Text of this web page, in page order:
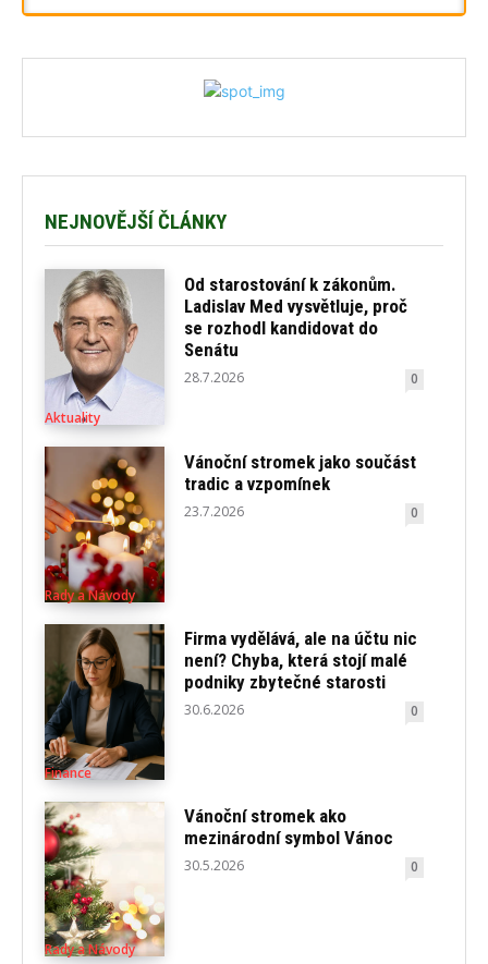
NEJNOVĚJŠÍ ČLÁNKY
Aktuality
Od starostování k zákonům.
Ladislav Med vysvětluje, proč
se rozhodl kandidovat do
Senátu
28.7.2026 0
Rady a Návody
Vánoční stromek jako součást
tradic a vzpomínek
23.7.2026 0
Finance
Firma vydělává, ale na účtu nic
není? Chyba, která stojí malé
podniky zbytečné starosti
30.6.2026 0
Rady a Návody
Vánoční stromek ako
mezinárodní symbol Vánoc
30.5.2026 0